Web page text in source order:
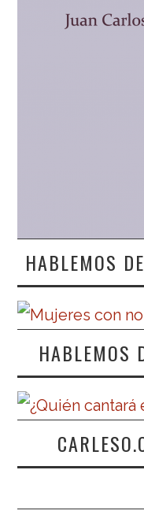
HABLEMOS
HABLEMOS